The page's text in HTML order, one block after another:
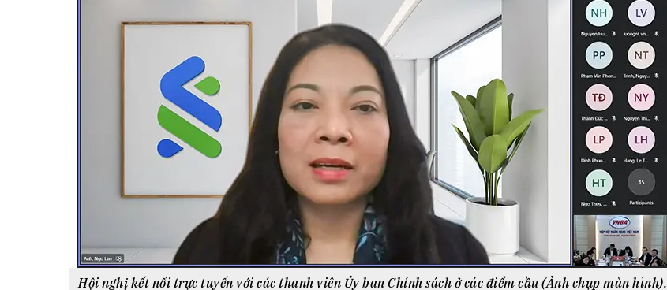
Hội nghị kết nối trực tuyến với các thanh viên Ủy ban Chính sách ở các điểm cầu (Ảnh chụp màn hình).